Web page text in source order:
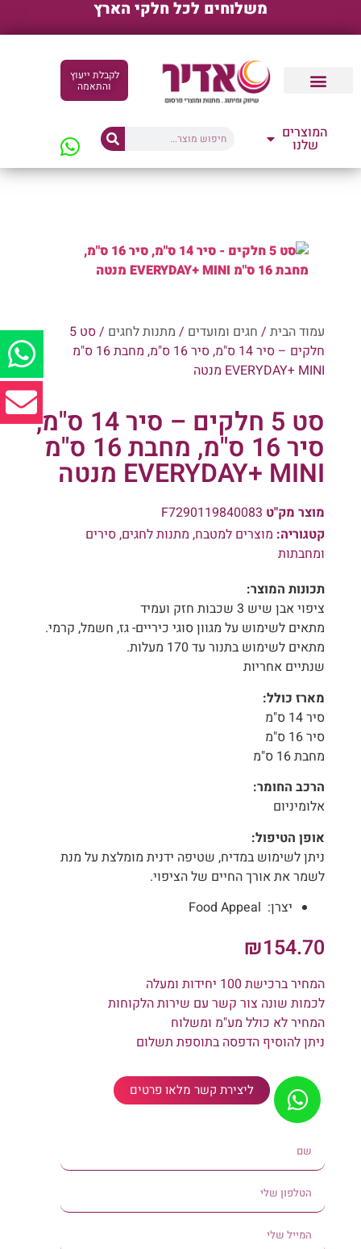
משלוחים לכל חלקי הארץ
לקבלת ייעוץ
והתאמה
המוצרים
שלנו
עמוד הבית/ חגים ומועדים / מתנות לחגים
/ סט 5
חלקים – סיר 14 ס"מ, סיר 16 ס"מ, מחבת 16 ס"מ
EVERYDAY+ MINI מנטה
סט 5 חלקים – סיר 14 ס"מ,
סיר 16 ס"מ, מחבת 16 ס"מ
EVERYDAY+ MINI מנטה
מוצר מק"ט F7290119840083
קטגוריה: מוצרים למטבח, מתנות לחגים,סירים
ומחבתות
תכונות המוצר:
ציפוי אבן שיש 3 שכבות חזק ועמיד
מתאים לשימוש על מגוון סוגי כיריים- גז, חשמל, קרמי.
מתאים לשימוש בתנור עד 170 מעלות.
שנתיים אחריות
מארז כולל:
סיר 14 ס"מ
סיר 16 ס"מ
מחבת 16 ס"מ
הרכב החומר:
אלומיניום
אופן הטיפול:
ניתן לשימוש במדיח, שטיפה ידנית מומלצת על מנת
לשמר את אורך החיים של הציפוי.
יצרן: Food Appeal
₪154.70
המחיר ברכישת 100 יחידות ומעלה
לכמות שונה צור קשר עם שירות הלקוחות
המחיר לא כולל מע"מ ומשלוח
ניתן להוסיף הדפסה בתוספת תשלום
ליצירת קשר מלאו פרטים